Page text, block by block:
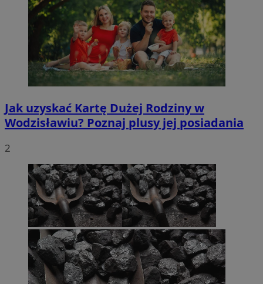
Jak uzyskać Kartę Dużej Rodziny w
Wodzisławiu? Poznaj plusy jej posiadania
2